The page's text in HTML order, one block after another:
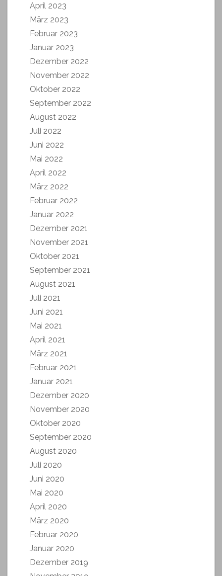
April 2023
März 2023
Februar 2023
Januar 2023
Dezember 2022
November 2022
Oktober 2022
September 2022
August 2022
Juli 2022
Juni 2022
Mai 2022
April 2022
März 2022
Februar 2022
Januar 2022
Dezember 2021
November 2021
Oktober 2021
September 2021
August 2021
Juli 2021
Juni 2021
Mai 2021
April 2021
März 2021
Februar 2021
Januar 2021
Dezember 2020
November 2020
Oktober 2020
September 2020
August 2020
Juli 2020
Juni 2020
Mai 2020
April 2020
März 2020
Februar 2020
Januar 2020
Dezember 2019